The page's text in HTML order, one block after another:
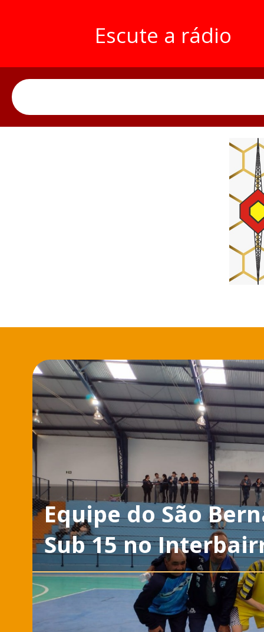
Escute a rádio
Equipe do São
Sub 15 no